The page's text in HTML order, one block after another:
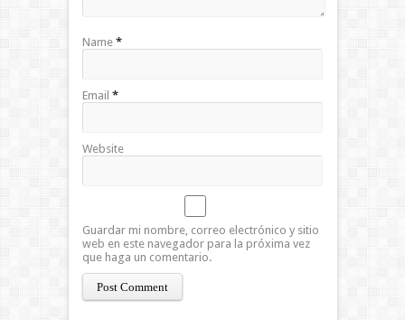
Name *
Email *
Website
Guardar mi nombre, correo electrónico y sitio
web en este navegador para la próxima vez
que haga un comentario.